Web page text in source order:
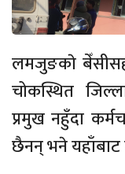
लमजुङकाे
चोकस्थित
प्रमुख नहुँदा
छैनन् भने यहाँबाट